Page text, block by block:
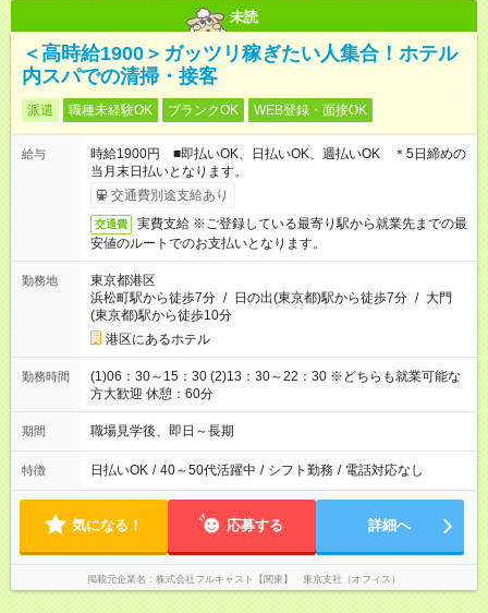
未読
＜高時給1900＞ガッツリ稼ぎたい人集合！ホテル
内スパでの清掃・接客
派遣 職種未経験OK ブランクOK WEB登録・面接OK
給与
時給1900円 ■即払いOK、日払いOK、週払いOK ＊5日締めの
当月末日払いとなります。
交通費別途支給あり
交通費
実費支給 ※ご登録している最寄り駅から就業先までの最
安値のルートでのお支払いとなります。
勤務地
東京都港区
浜松町駅から徒歩7分 / 日の出(東京都)駅から徒歩7分 / 大門
(東京都)駅から徒歩10分
港区にあるホテル
勤務時間
(1)06：30～15：30 (2)13：30～22：30 ※どちらも就業可能な
方大歓迎 休憩：60分
期間 職場見学後、即日～長期
特徴 日払いOK / 40～50代活躍中 / シフト勤務 / 電話対応なし
気になる！ 応募する 詳細へ
掲載元企業名 株式会社フルキャスト【関東】 東京支社（オフィス）